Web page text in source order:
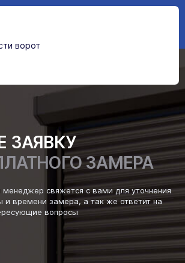
ворот
ЗАЯВКУ
ЗАМЕРА
свяжется с вами для уточнения
и времени замера, а так же ответит на
вопросы